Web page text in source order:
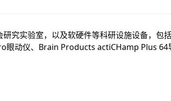
究实验室，以及软硬件等科研设施设备，包
眼动仪、Brain Products actiCHamp Plus 64